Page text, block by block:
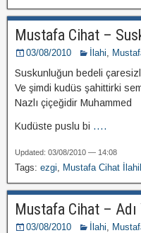
Mustafa Cihat –
03/08/2010 İlahi,
Suskunluğun bedeli
Ve şimdi kudüs şahittirki
Nazlı çiçeğidir Muhammed
Kudüste puslu bi ....
Updated: 03/08/2010 — 14:08
Tags: ezgi, Mustafa Cihat
Mustafa Cihat –
03/08/2010 İlahi,